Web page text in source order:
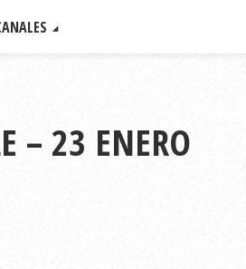
– 23 ENERO